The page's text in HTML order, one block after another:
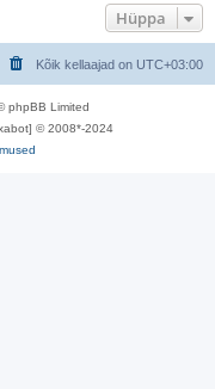
Hüppa
Kõik kellaajad on UTC+03:00
phpBB Limited
© 2008*-2024